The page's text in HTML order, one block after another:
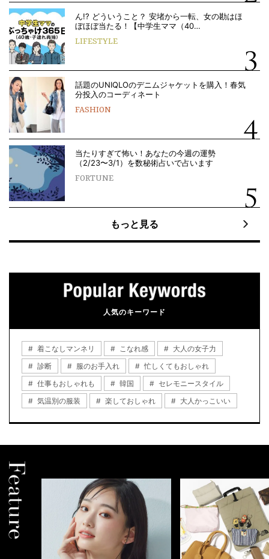
ん!? どういうこと？ 安堵から一転、女の勘はほ
ぼほぼ当たる！【中学生ママ（40…
LIFESTYLE
話題のUNIQLOのデニムジャケットを購入！春気
分投入のコーディネート
FASHION
当たりすぎて怖い！あなたの今週の運勢
（2/23〜3/1）を数秘術占いで占います
FORTUNE
もっと見る
人気のキーワード
着こなしマンネリ こなれ感
大人の女子力
診断
服のお手入れ
忙しくてもおしゃれ
仕事もおしゃれも
韓国
セレモニースタイル
気温別の服装
楽しておしゃれ 大人かっこいい